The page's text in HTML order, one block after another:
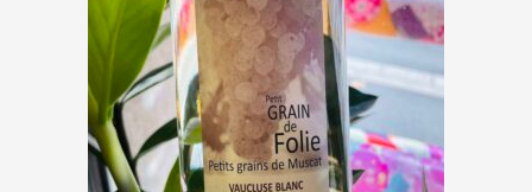
Domaine des Roches Fortes